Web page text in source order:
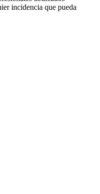
incidencia que pueda